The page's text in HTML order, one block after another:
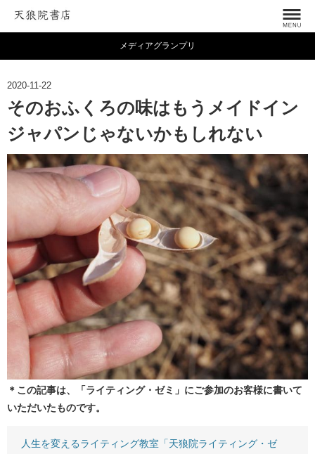
メディアグランプリ
2020-11-22
そのおふくろの味はもうメイドイン
ジャパンじゃないかもしれない
＊この記事は、「ライティング・ゼミ」にご参加のお客様に書いて
いただいたものです。
人生を変えるライティング教室「天狼院ライティング・ゼ